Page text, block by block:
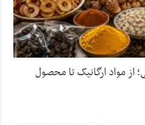
مواد ارگانیک تا محصول